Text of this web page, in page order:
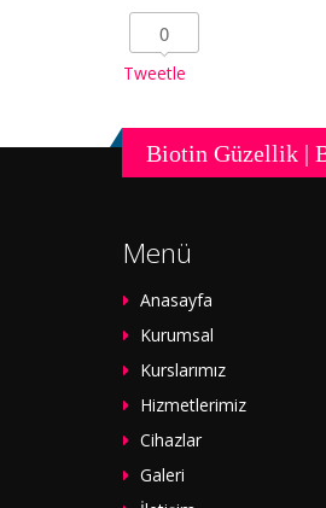
0
Tweetle
Biotin Güzellik |
Menü
Anasayfa
Kurumsal
Kurslarımız
Hizmetlerimiz
Cihazlar
Galeri